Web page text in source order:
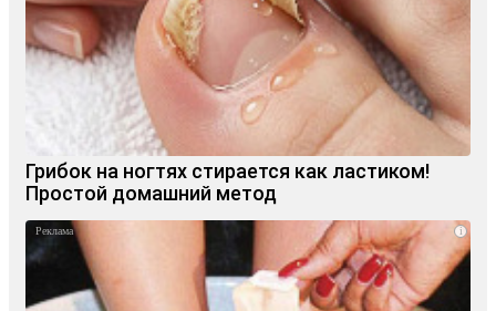
Грибок на ногтях стирается как ластиком!
Простой домашний метод
i